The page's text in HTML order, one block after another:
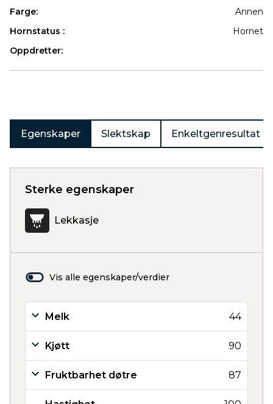
Farge:
Annen
Hornstatus :
Hornet
Oppdretter:
Egenskaper Slektskap Enkeltgenresultat
Sterke egenskaper
Lekkasje
Vis alle egenskaper/verdier
Melk 44
Kjøtt 90
Fruktbarhet døtre 87